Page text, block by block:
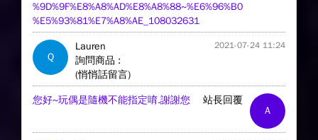
%9D%9F%E8%A8%AD%E8%A8%88~%E6%96%B0
%E5%93%81%E7%A8%AE_108032631
Q
Lauren 2021-07-24 11:24
詢問商品 :
(悄悄話留言)
A
站長回覆
您好~玩偶是隨機不能指定唷.謝謝您